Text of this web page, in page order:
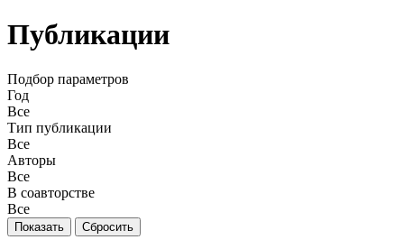
Публикации
Подбор параметров
Год
Все
Тип публикации
Все
Авторы
Все
В соавторстве
Все